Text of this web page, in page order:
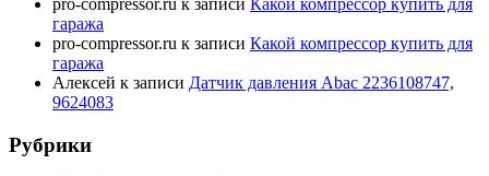
гаража
pro-compressor.ru к записи Какой компрессор купить для
гаража
Алексей к записи Датчик давления Abac 2236108747,
9624083
Рубрики